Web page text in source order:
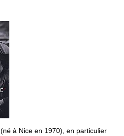
(né à Nice en 1970), en particulier